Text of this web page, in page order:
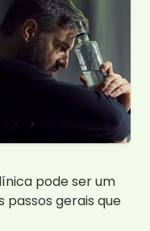
pode ser um
passos gerais que